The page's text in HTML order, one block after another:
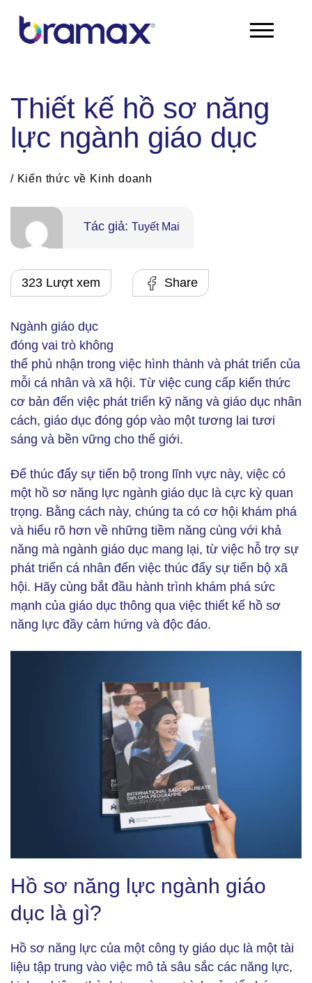
Thiết kế hồ sơ năng
lực ngành giáo dục
/ Kiến thức về Kinh doanh
Tác giả: Tuyết Mai
323 Lượt xem Share
Ngành giáo dục
đóng vai trò không
thể phủ nhận trong việc hình thành và phát triển của
mỗi cá nhân và xã hội. Từ việc cung cấp kiến thức
cơ bản đến việc phát triển kỹ năng và giáo dục nhân
cách, giáo dục đóng góp vào một tương lai tươi
sáng và bền vững cho thế giới.
Để thúc đẩy sự tiến bộ trong lĩnh vực này, việc có
một hồ sơ năng lực ngành giáo dục là cực kỳ quan
trọng. Bằng cách này, chúng ta có cơ hội khám phá
và hiểu rõ hơn về những tiềm năng cùng với khả
năng mà ngành giáo dục mang lại, từ việc hỗ trợ sự
phát triển cá nhân đến việc thúc đẩy sự tiến bộ xã
hội. Hãy cùng bắt đầu hành trình khám phá sức
mạnh của giáo dục thông qua việc thiết kế hồ sơ
năng lực đầy cảm hứng và độc đáo.
Hồ sơ năng lực ngành giáo
dục là gì?
Hồ sơ năng lực của một công ty giáo dục là một tài
liệu tập trung vào việc mô tả sâu sắc các năng lực,